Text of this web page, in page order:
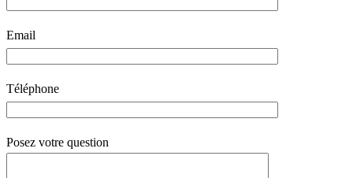
Email
Téléphone
Posez votre question